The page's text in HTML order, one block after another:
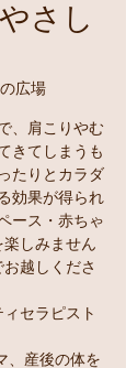
さし
広場
、肩こりやむ
きてしまうも
たりとカラダ
効果が得られ
ース・赤ちゃ
しみません
越しくださ
セラピスト
、産後の体を